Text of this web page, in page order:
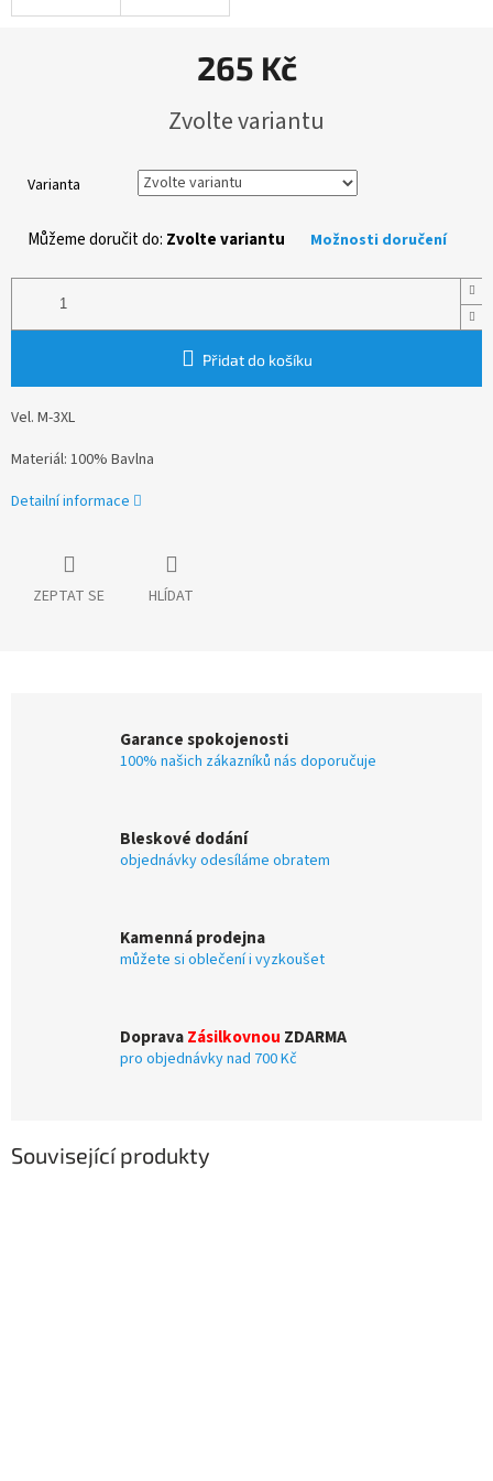
265 Kč
cena:
Zvolte variantu
Varianta
Můžeme doručit do: Zvolte variantu Možnosti doručení
Přidat do košíku
Vel. M-3XL
Materiál: 100% Bavlna
Detailní informace
ZEPTAT SE HLÍDAT
Garance spokojenosti
100% našich zákazníků nás doporučuje
Bleskové dodání
objednávky odesíláme obratem
Kamenná prodejna
můžete si oblečení i vyzkoušet
DopravaZásilkovnou ZDARMA
pro objednávky nad 700 Kč
Související produkty